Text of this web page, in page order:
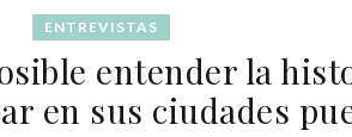
ENTREVISTAS
entender la
en sus ciudades